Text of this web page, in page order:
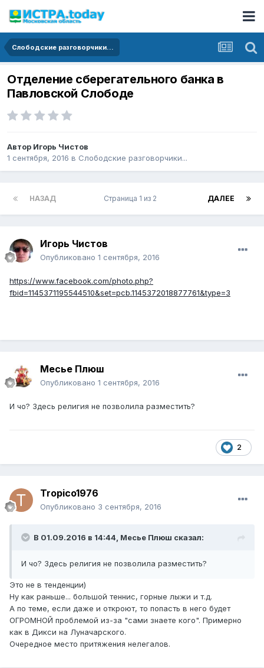
Слободские разговорчики...
Отделение сберегательного банка в
Павловской Слободе
Автор Игорь Чистов
1 сентября, 2016 в Слободские разговорчики...
НАЗАД ДАЛЕЕ
Страница 1 из 2
Игорь Чистов
Опубликовано 1 сентября, 2016
https://www.facebook.com/photo.php?
fbid=1145371195544510&set=pcb.1145372018877761&type=3
Месье Плюш
Опубликовано 1 сентября, 2016
И чо? Здесь религия не позволила разместить?
2
Tropico1976
Опубликовано 3 сентября, 2016
В 01.09.2016 в 14:44, Месье Плюш сказал:
И чо? Здесь религия не позволила разместить?
Это не в тенденции)
Ну как раньше... большой теннис, горные лыжи и т.д.
А по теме, если даже и откроют, то попасть в него будет
ОГРОМНОЙ проблемой из-за "сами знаете кого". Примерно
как в Дикси на Луначарского.
Очередное место притяжения нелегалов.